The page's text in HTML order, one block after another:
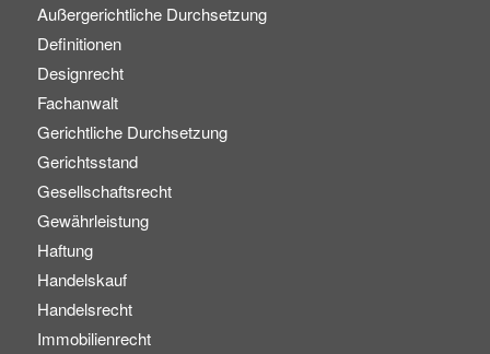
Außergerichtliche Durchsetzung
Definitionen
Designrecht
Fachanwalt
Gerichtliche Durchsetzung
Gerichtsstand
Gesellschaftsrecht
Gewährleistung
Haftung
Handelskauf
Handelsrecht
Immobilienrecht